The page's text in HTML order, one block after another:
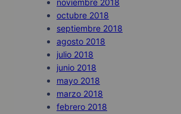
noviembre 2018
octubre 2018
septiembre 2018
agosto 2018
julio 2018
junio 2018
mayo 2018
marzo 2018
febrero 2018